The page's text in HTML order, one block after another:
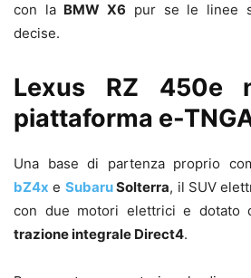
con la BMW X6 pur se le linee
decise.
Lexus RZ 450e
piattaforma e-
Una base di partenza proprio
bZ4x e SubaruSolterra, il SUV
con due motori elettrici e dotato
trazione integrale Direct4.